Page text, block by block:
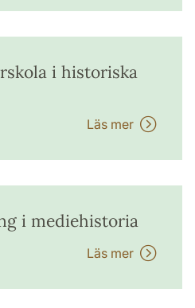
i historiska
Läs mer
i mediehistoria
Läs mer